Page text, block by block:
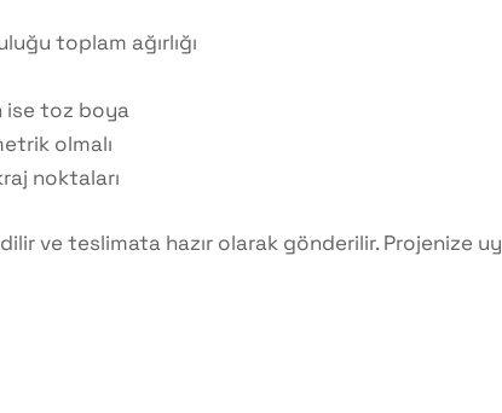
toplam ağırlığı
ise toz boya
olmalı
noktaları
ve teslimata hazır olarak gönderilir. Projenize